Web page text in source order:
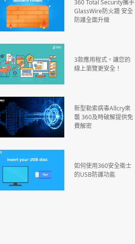
360 Total Security攜手
GlassWire防火牆 安全
防護全面升級
3款應用程式，讓您的
線上瀏覽更安全！
新型勒索病毒Allcry來
襲 360及時破解提供免
費解密
如何使用360安全衛士
的USB防護功能